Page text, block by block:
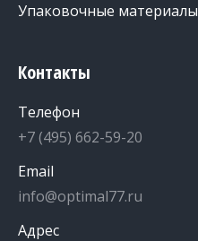
Упаковочные материалы
Контакты
Телефон
+7 (495) 662-59-20
Email
info@optimal77.ru
Адрес